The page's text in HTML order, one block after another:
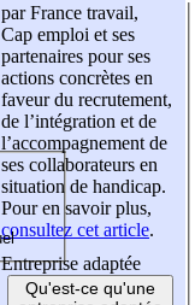
par France travail,
Cap emploi et ses
partenaires pour ses
actions concrètes en
faveur du recrutement,
de l’intégration et de
l’accompagnement de
ses collaborateurs en
situation de handicap.
Pour en savoir plus,
consultez cet article.
Entreprise adaptée
Qu'est-ce qu'une